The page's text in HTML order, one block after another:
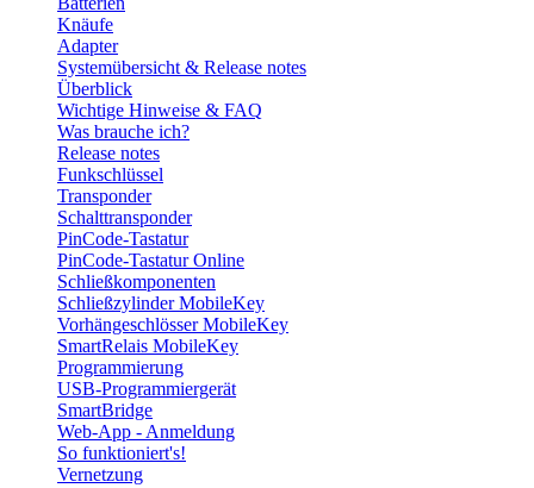
Knäufe
Adapter
Systemübersicht & Release notes
Überblick
Wichtige Hinweise & FAQ
Was brauche ich?
Release notes
Funkschlüssel
Transponder
Schalttransponder
PinCode-Tastatur
PinCode-Tastatur Online
Schließkomponenten
Schließzylinder MobileKey
Vorhängeschlösser MobileKey
SmartRelais MobileKey
Programmierung
USB-Programmiergerät
SmartBridge
Web-App - Anmeldung
So funktioniert's!
Vernetzung